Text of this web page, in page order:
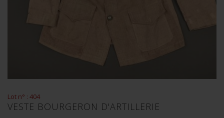
Lot n° : 404
VESTE BOURGERON D'ARTILLERIE